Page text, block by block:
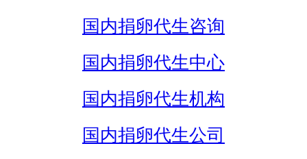
国内捐卵代生咨询
国内捐卵代生中心
国内捐卵代生机构
国内捐卵代生公司